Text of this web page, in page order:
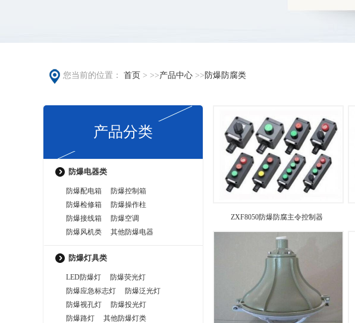
您当前的位置： 首页 > >>产品中心 >> 防爆防腐类
产品分类
防爆电器类
防爆配电箱
防爆控制箱
防爆检修箱
防爆操作柱
防爆接线箱
防爆空调
防爆风机类
其他防爆电器
防爆灯具类
LED防爆灯
防爆荧光灯
防爆应急标志灯
防爆泛光灯
防爆视孔灯
防爆投光灯
防爆路灯
其他防爆灯类
ZXF8050防爆防腐主令控制器